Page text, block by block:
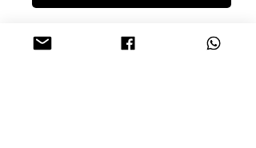
Cadena Singapur de 45cm ref. 40546
$70.000